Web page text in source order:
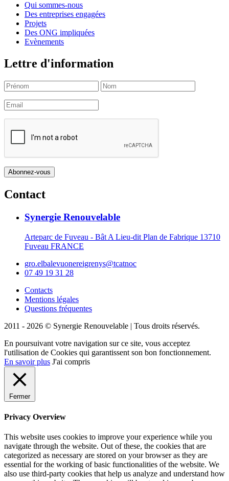
Qui sommes-nous
Des entreprises engagées
Projets
Des ONG impliquées
Evènements
Lettre d'information
Contact
Synergie Renouvelable
Arteparc de Fuveau - Bât A Lieu-dit Plan de Fabrique 13710
Fuveau FRANCE
gro.elbalevuonereigrenys@tcatnoc
07 49 19 31 28
Contacts
Mentions légales
Questions fréquentes
2011 - 2026 © Synergie Renouvelable | Tous droits réservés.
En poursuivant votre navigation sur ce site, vous acceptez
l'utilisation de Cookies qui garantissent son bon fonctionnement.
En savoir plus J'ai compris
Fermer
Privacy Overview
This website uses cookies to improve your experience while you
navigate through the website. Out of these, the cookies that are
categorized as necessary are stored on your browser as they are
essential for the working of basic functionalities of the website. We
also use third-party cookies that help us analyze and understand how